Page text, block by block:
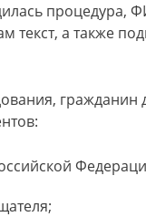
процедура,
текст, а также
гражданин